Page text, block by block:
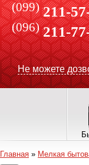
(099) 211-
(096)211-
Не можете
Главная » Мелкая